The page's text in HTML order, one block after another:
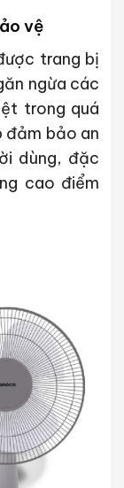
vệ
trang bị
ngừa các
trong quá
đảm bảo an
dùng, đặc
cao điểm